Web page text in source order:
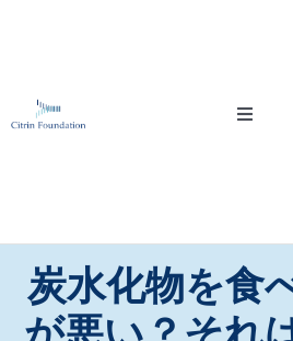
Toggle
オンライン資料
コミュニティ＆サポート
炭水化物を食